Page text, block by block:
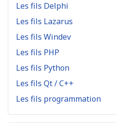
Les fils Delphi
Les fils Lazarus
Les fils Windev
Les fils PHP
Les fils Python
Les fils Qt / C++
Les fils programmation